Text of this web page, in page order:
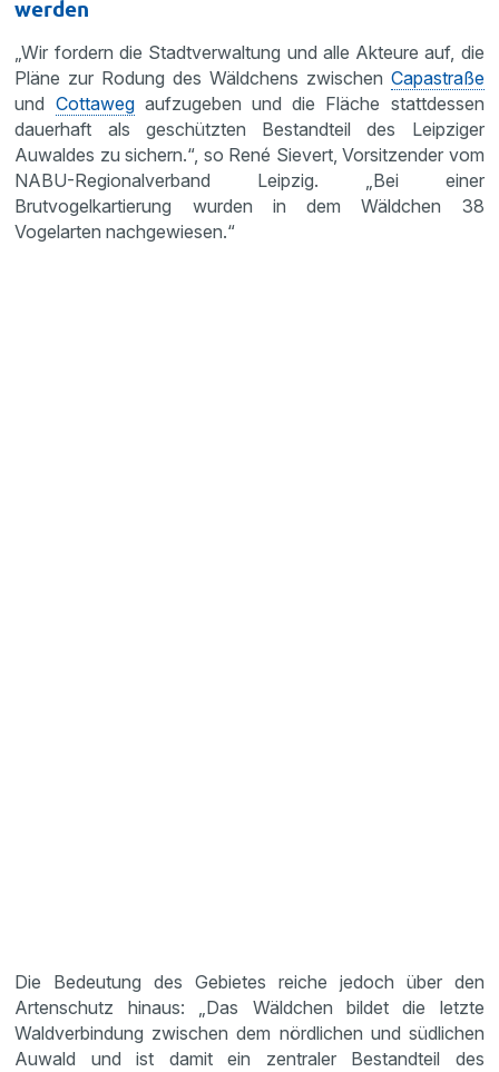
werden
„Wir fordern die Stadtverwaltung und alle Akteure auf, die
Pläne zur Rodung des Wäldchens zwischen Capastraße
und Cottawegaufzugeben und die Fläche stattdessen
dauerhaft als geschützten Bestandteil des Leipziger
Auwaldes zu sichern.“, so René Sievert, Vorsitzender vom
NABU-Regionalverband Leipzig. „Bei einer
Brutvogelkartierung wurden in dem Wäldchen 38
Vogelarten nachgewiesen.“
Die Bedeutung des Gebietes reiche jedoch über den
Artenschutz hinaus: „Das Wäldchen bildet die letzte
Waldverbindung zwischen dem nördlichen und südlichen
Auwald und ist damit ein zentraler Bestandteil des